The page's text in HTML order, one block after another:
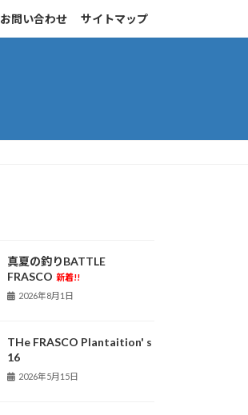
お問い合わせ サイトマップ
真夏の釣りBATTLE
FRASCO 新着!!
2026年8月1日
THe FRASCO Plantaition' s
16
2026年5月15日